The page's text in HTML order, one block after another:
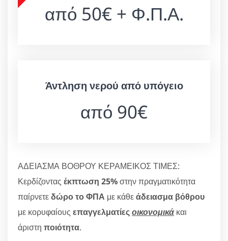
από 50€ + Φ.Π.Α.
Άντληση νερού από υπόγειο
από 90€
ΑΔΕΙΑΣΜΑ ΒΟΘΡΟΥ ΚΕΡΑΜΕΙΚΟΣ ΤΙΜΕΣ:
Κερδίζοντας έκπτωση 25%στην πραγματικότητα
παίρνετεδώρο το ΦΠΑ με κάθεάδειασμα βόθρου
με κορυφαίους επαγγελματίεςοικονομικάκαι
άριστη ποιότητα.